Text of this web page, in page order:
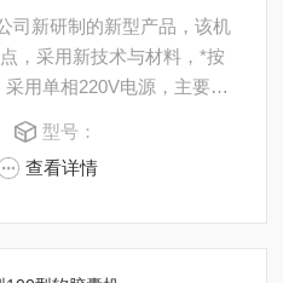
司新研制的新型产品，该机
，采用新技术与材料，*按
用单相220V电源，主要用
品开发或小批量生产试制。
型号：
查看详情